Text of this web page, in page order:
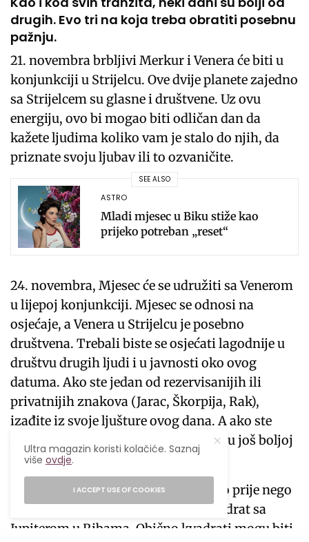
drugih. Evo tri na koja treba obratiti posebnu
pažnju.
21. novembra brbljivi Merkur i Venera će biti u
konjunkciji u Strijelcu. Ove dvije planete zajedno
sa Strijelcem su glasne i društvene. Uz ovu
energiju, ovo bi mogao biti odličan dan da
kažete ljudima koliko vam je stalo do njih, da
priznate svoju ljubav ili to ozvaničite.
SEE ALSO
ASTRO
Mladi mjesec u Biku stiže kao
prijeko potreban „reset“
24. novembra, Mjesec će se udružiti sa Venerom
u lijepoj konjunkciji. Mjesec se odnosi na
osjećaje, a Venera u Strijelcu je posebno
društvena. Trebali biste se osjećati lagodnije u
društvu drugih ljudi i u javnosti oko ovog
datuma. Ako ste jedan od rezervisanijih ili
privatnijih znakova (Jarac, Škorpija, Rak),
izađite iz svoje ljušture ovog dana. A ako ste
jedan od društvenih znakova, bićete u još boljoj
formi.
I, konačno, 9. decembar. Neposredno prije nego
što Venera napusti Strijelca, čini kvadrat sa
Jupiterom u Ribama. Obično kvadrati mogu biti
Ultra magazin koristi kolačiće. Saznaj
višeovdje.
I ACCEPT USE OF COOKIES